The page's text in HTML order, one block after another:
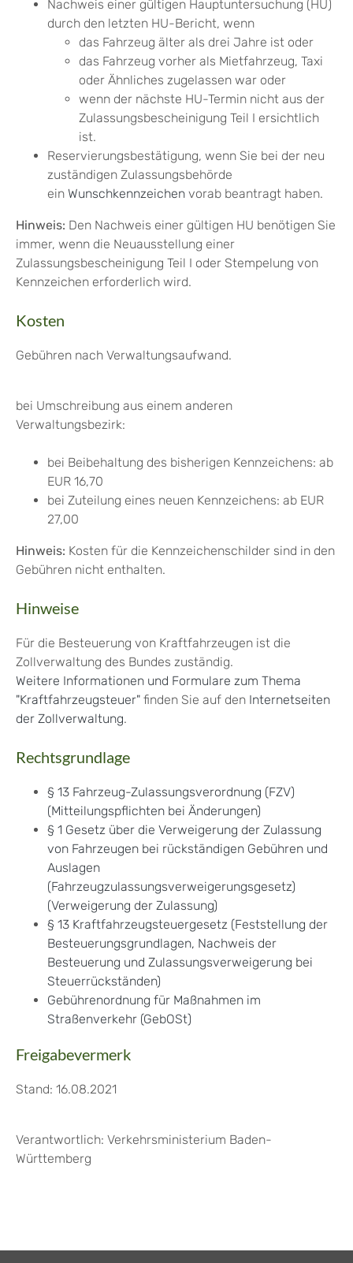
Nachweis einer gültigen Hauptuntersuchung (HU)
durch den letzten HU-Bericht, wenn
das Fahrzeug älter als drei Jahre ist oder
das Fahrzeug vorher als Mietfahrzeug, Taxi
oder Ähnliches zugelassen war oder
wenn der nächste HU-Termin nicht aus der
Zulassungsbescheinigung Teil I ersichtlich
ist.
Reservierungsbestätigung, wenn Sie bei der neu
zuständigen Zulassungsbehörde
ein Wunschkennzeichen vorab beantragt haben.
Hinweis: Den Nachweis einer gültigen HU benötigen Sie
immer, wenn die Neuausstellung einer
Zulassungsbescheinigung Teil I oder Stempelung von
Kennzeichen erforderlich wird.
Kosten
Gebühren nach Verwaltungsaufwand.
bei Umschreibung aus einem anderen
Verwaltungsbezirk:
bei Beibehaltung des bisherigen Kennzeichens: ab
EUR 16,70
bei Zuteilung eines neuen Kennzeichens: ab EUR
27,00
Hinweis: Kosten für die Kennzeichenschilder sind in den
Gebühren nicht enthalten.
Hinweise
Für die Besteuerung von Kraftfahrzeugen ist die
Zollverwaltung des Bundes zuständig.
Weitere Informationen und Formulare zum Thema
"Kraftfahrzeugsteuer" finden Sie auf den Internetseiten
der Zollverwaltung.
Rechtsgrundlage
§ 13 Fahrzeug-Zulassungsverordnung (FZV)
(Mitteilungspflichten bei Änderungen)
§ 1 Gesetz über die Verweigerung der Zulassung
von Fahrzeugen bei rückständigen Gebühren und
Auslagen
(Fahrzeugzulassungsverweigerungsgesetz)
(Verweigerung der Zulassung)
§ 13 Kraftfahrzeugsteuergesetz (Feststellung der
Besteuerungsgrundlagen, Nachweis der
Besteuerung und Zulassungsverweigerung bei
Steuerrückständen)
Gebührenordnung für Maßnahmen im
Straßenverkehr (GebOSt)
Freigabevermerk
Stand: 16.08.2021
Verantwortlich: Verkehrsministerium Baden-
Württemberg